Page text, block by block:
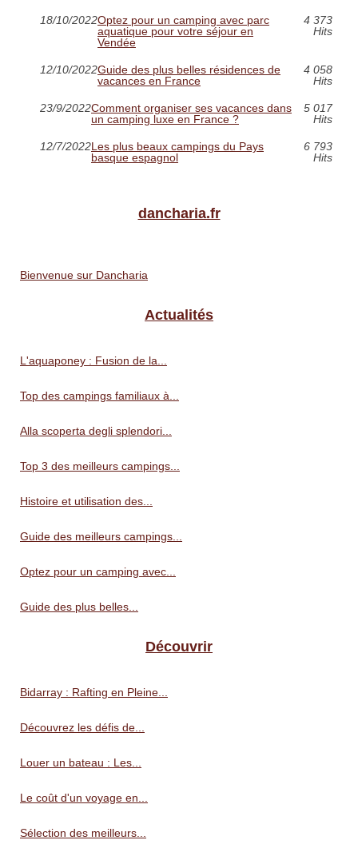
18/10/2022Optez pour un camping avec parc
aquatique pour votre séjour en
Vendée
4 373
Hits
12/10/2022Guide des plus belles résidences de
vacances en France
4 058
Hits
23/9/2022Comment organiser ses vacances dans
un camping luxe en France ?
5 017
Hits
12/7/2022Les plus beaux campings du Pays
basque espagnol
6 793
Hits
dancharia.fr
Bienvenue sur Dancharia
Actualités
L'aquaponey : Fusion de la...
Top des campings familiaux à...
Alla scoperta degli splendori...
Top 3 des meilleurs campings...
Histoire et utilisation des...
Guide des meilleurs campings...
Optez pour un camping avec...
Guide des plus belles...
Découvrir
Bidarray : Rafting en Pleine...
Découvrez les défis de...
Louer un bateau : Les...
Le coût d'un voyage en...
Sélection des meilleurs...